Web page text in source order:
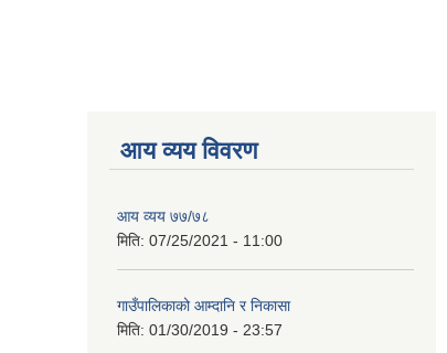
आय व्यय विवरण
आय व्यय ७७/७८
मिति: 07/25/2021 - 11:00
गाउँपालिकाको आम्दानि र निकासा
मिति: 01/30/2019 - 23:57